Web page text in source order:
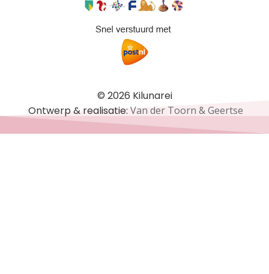
© 2026 Kilunarei
Ontwerp & realisatie:Van der Toorn & Geertse